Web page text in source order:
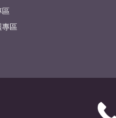
區
專區